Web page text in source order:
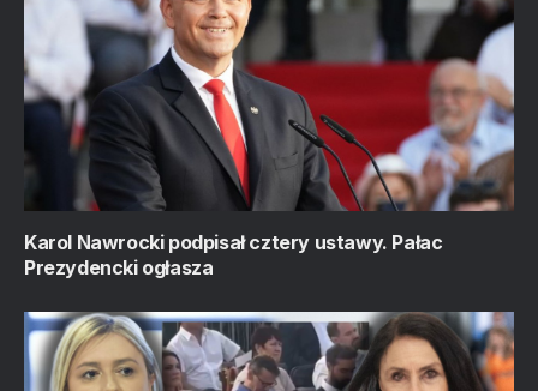
Karol Nawrocki podpisał cztery ustawy. Pałac
Prezydencki ogłasza